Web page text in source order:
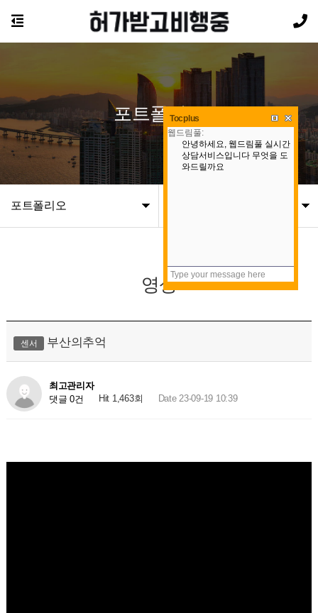
포트폴리오
포트폴리오
영상
센서 부산의추억
최고관리자
댓글 0건
Hit 1,463회 Date 23-09-19 10:39
Tocplus